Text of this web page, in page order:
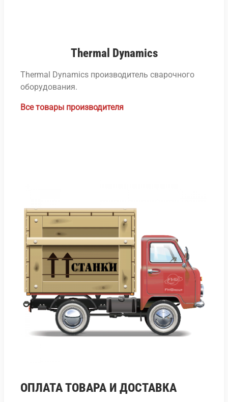
Thermal Dynamics
Thermal Dynamics производитель сварочного
оборудования.
Все товары производителя
ОПЛАТА ТОВАРА И ДОСТАВКА